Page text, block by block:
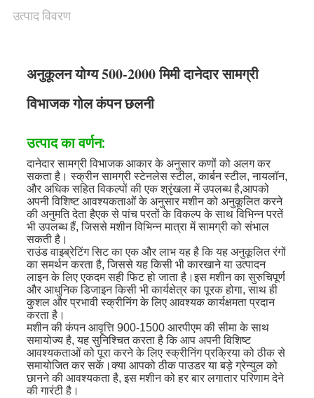
नीति
उत्पाद विवरण
अनुकूलन योग्य 500-2000 मिमी दानेदार सामग्री
विभाजक गोल कंपन छलनी
उत्पाद का वर्णन:
दानेदार सामग्री विभाजक आकार के अनुसार कणों को अलग कर
सकता है। स्क्रीन सामग्री स्टेनलेस स्टील, कार्बन स्टील, नायलॉन,
और अधिक सहित विकल्पों की एक श्रृंखला में उपलब्ध है,आपको
अपनी विशिष्ट आवश्यकताओं के अनुसार मशीन को अनुकूलित करने
की अनुमति देता हैएक से पांच परतों के विकल्प के साथ विभिन्न परतें
भी उपलब्ध हैं, जिससे मशीन विभिन्न मात्रा में सामग्री को संभाल
सकती है।
राउंड वाइब्रेटिंग सिट का एक और लाभ यह है कि यह अनुकूलित रंगों
का समर्थन करता है, जिससे यह किसी भी कारखाने या उत्पादन
लाइन के लिए एकदम सही फिट हो जाता है।इस मशीन का सुरुचिपूर्ण
और आधुनिक डिजाइन किसी भी कार्यक्षेत्र का पूरक होगा, साथ ही
कुशल और प्रभावी स्क्रीनिंग के लिए आवश्यक कार्यक्षमता प्रदान
करता है।
मशीन की कंपन आवृत्ति 900-1500 आरपीएम की सीमा के साथ
समायोज्य है, यह सुनिश्चित करता है कि आप अपनी विशिष्ट
आवश्यकताओं को पूरा करने के लिए स्क्रीनिंग प्रक्रिया को ठीक से
समायोजित कर सकें।क्या आपको ठीक पाउडर या बड़े ग्रेन्युल को
छानने की आवश्यकता है, इस मशीन को हर बार लगातार परिणाम देने
की गारंटी है।